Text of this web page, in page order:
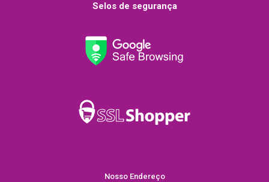
Selos de segurança
Nosso Endereço